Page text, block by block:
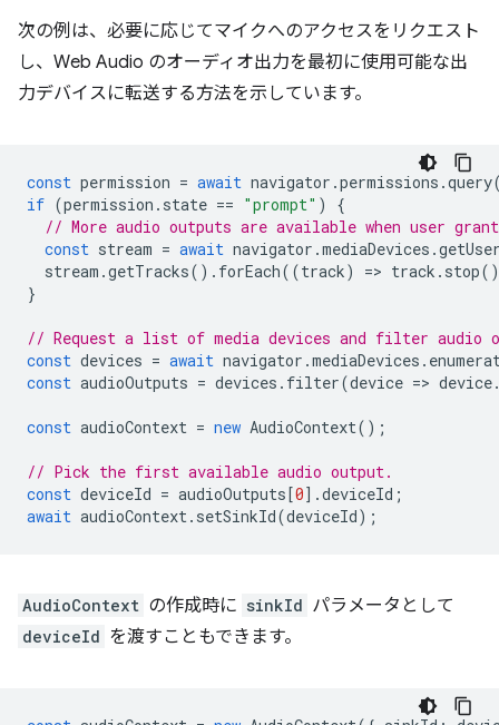
次の例は、必要に応じてマイクへのアクセスをリクエスト
し、Web Audio のオーディオ出力を最初に使用可能な出
力デバイスに転送する方法を示しています。
const permission = await navigator .permissions .query
if (permission . state == "prompt" )
{
// More audio outputs are available when user
const stream = await navigator .mediaDevices .
stream .getTracks(). forEach((track) => track . stop
}
// Request a list of media devices and filter audio
const devices = await navigator .mediaDevices .
const audioOutputs = devices . filter(device => device
const audioContext = new AudioContext();
// Pick the first available audio output.
const deviceId = audioOutputs[0].deviceId ;
await audioContext. setSinkId(deviceId);
AudioContext の作成時に sinkId パラメータとして
deviceId を渡すこともできます。